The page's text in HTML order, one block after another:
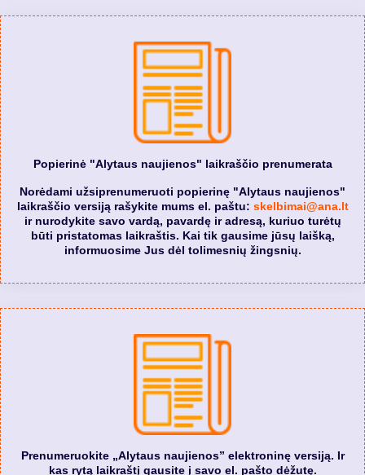
Popierinė "Alytaus naujienos" laikraščio prenumerata
Norėdami užsiprenumeruoti popierinę "Alytaus naujienos"
laikraščio versiją rašykite mums el. paštu: skelbimai@ana.lt
ir nurodykite savo vardą, pavardę ir adresą, kuriuo turėtų
būti pristatomas laikraštis. Kai tik gausime jūsų laišką,
informuosime Jus dėl tolimesnių žingsnių.
Prenumeruokite „Alytaus naujienos” elektroninę versiją. Ir
kas rytą laikraštį gausite į savo el. pašto dėžutę.